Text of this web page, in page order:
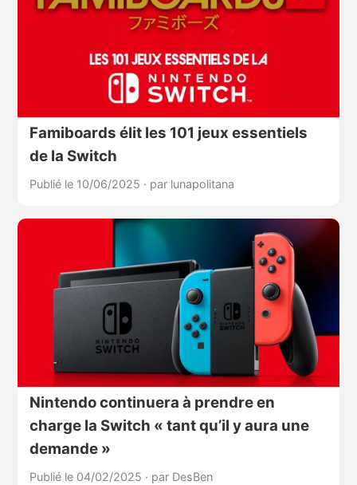
Famiboards élit les 101 jeux essentiels
de la Switch
Publié le 10/06/2025 · par lunapolitana
Nintendo continuera à prendre en
charge la Switch « tant qu’il y aura une
demande »
Publié le 04/02/2025 · par DesBen